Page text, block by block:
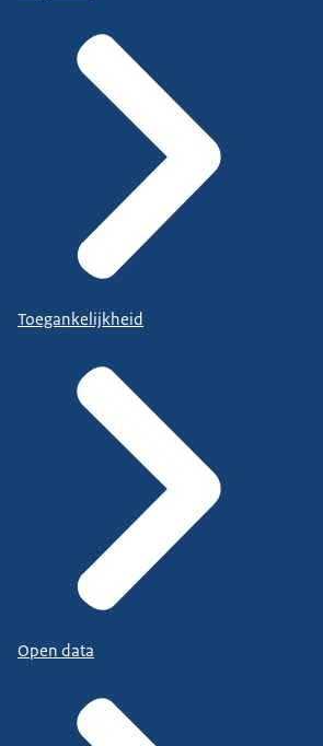
Toegankelijkheid
Open data